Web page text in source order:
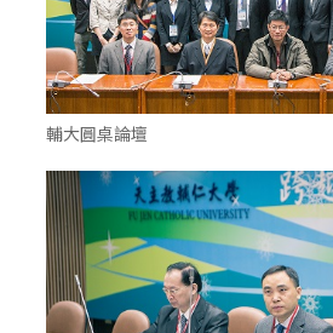
輔大圓桌論壇